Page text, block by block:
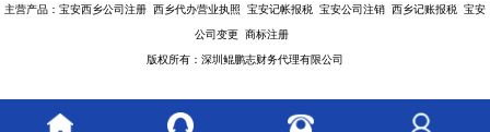
主营产品：宝安西乡公司注册 西乡代办营业执照 宝安记帐报税 宝安公司注销 西乡记账报税 宝安
公司变更 商标注册
版权所有：深圳鲲鹏志财务代理有限公司